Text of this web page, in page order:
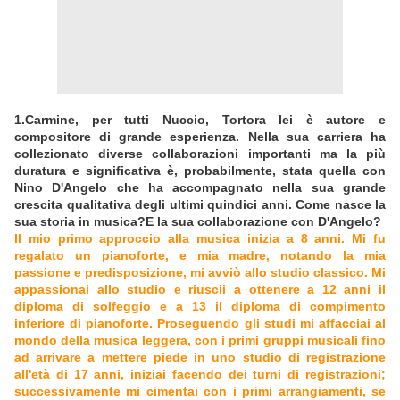
1.Carmine, per tutti Nuccio, Tortora lei è autore e
compositore di grande esperienza. Nella sua carriera ha
collezionato diverse collaborazioni importanti ma la più
duratura e significativa è, probabilmente, stata quella con
Nino D'Angelo che ha accompagnato nella sua grande
crescita qualitativa degli ultimi quindici anni. Come nasce la
sua storia in musica?E la sua collaborazione con D'Angelo?
Il mio primo approccio alla musica inizia a 8 anni. Mi fu
regalato un pianoforte, e mia madre, notando la mia
passione e predisposizione, mi avviò allo studio classico. Mi
appassionai allo studio e riuscii a ottenere a 12 anni il
diploma di solfeggio e a 13 il diploma di compimento
inferiore di pianoforte. Proseguendo gli studi mi affacciai al
mondo della musica leggera, con i primi gruppi musicali fino
ad arrivare a mettere piede in uno studio di registrazione
all'età di 17 anni, iniziai facendo dei turni di registrazioni;
successivamente mi cimentai con i primi arrangiamenti, se